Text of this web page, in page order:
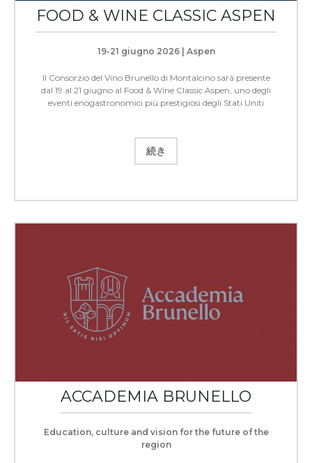
FOOD & WINE CLASSIC ASPEN
19-21 giugno 2026 | Aspen
Il Consorzio del Vino Brunello di Montalcino sarà presente
dal 19 al 21 giugno al Food & Wine Classic Aspen, uno degli
eventi enogastronomici più prestigiosi degli Stati Uniti
続き
ACCADEMIA BRUNELLO
Education, culture and vision for the future of the
region